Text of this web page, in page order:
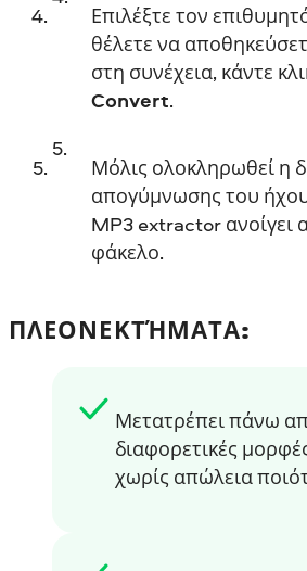
Επιλέξτε τον
θέλετε να
στη συνέχεια, κάντε
Convert.
Μόλις ολοκληρωθεί η
απογύμνωσης του
MP3 extractor ανοίγει
φάκελο.
ΠΛΕΟΝΕΚΤΉΜΑΤΑ:
Μετατρέπει πάνω
διαφορετικές
χωρίς απώλεια